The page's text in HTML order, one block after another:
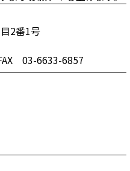
2番1号
03-6633-6857